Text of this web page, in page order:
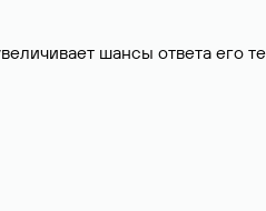
шансы ответа его